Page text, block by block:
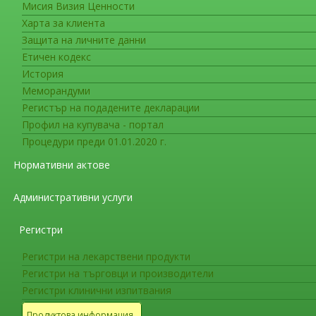
Мисия Визия Ценности
Харта за клиента
Защита на личните данни
Етичен кодекс
История
Меморандуми
Регистър на подадените декларации
Профил на купувача - портал
Процедури преди 01.01.2020 г.
Нормативни актове
Административни услуги
Регистри
Регистри на лекарствени продукти
Регистри на търговци и производители
Регистри клинични изпитвания
Европейската фармакопея
На интернет страницата на ИАЛ в раздел
министъра на здравеопазването (обн. в ДВ бр.
допълнения 11.4, 11.5 и 11.6към
съответствие с разпоредбите на член 6,
Европа за въвеждането им в сила на
На интернет страницата на ИАЛ в раздел
министъра на здравеопазванетоза